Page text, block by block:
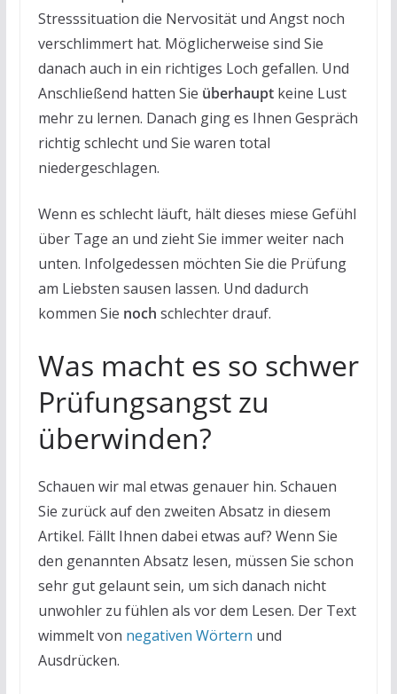
Stresssituation die Nervosität und Angst noch
verschlimmert hat. Möglicherweise sind Sie
danach auch in ein richtiges Loch gefallen. Und
Anschließend hatten Sie überhaupt keine Lust
mehr zu lernen. Danach ging es Ihnen Gespräch
richtig schlecht und Sie waren total
niedergeschlagen.
Wenn es schlecht läuft, hält dieses miese Gefühl
über Tage an und zieht Sie immer weiter nach
unten. Infolgedessen möchten Sie die Prüfung
am Liebsten sausen lassen. Und dadurch
kommen Sie noch schlechter drauf.
Was macht es so schwer
Prüfungsangst zu
überwinden?
Schauen wir mal etwas genauer hin. Schauen
Sie zurück auf den zweiten Absatz in diesem
Artikel. Fällt Ihnen dabei etwas auf? Wenn Sie
den genannten Absatz lesen, müssen Sie schon
sehr gut gelaunt sein, um sich danach nicht
unwohler zu fühlen als vor dem Lesen. Der Text
wimmelt von negativen Wörtern und
Ausdrücken.